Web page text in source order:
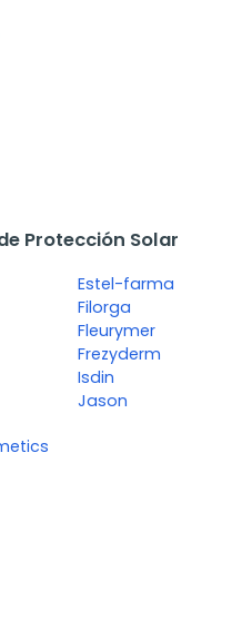
Protección Solar
Estel-farma
Filorga
Fleurymer
Frezyderm
Isdin
Jason